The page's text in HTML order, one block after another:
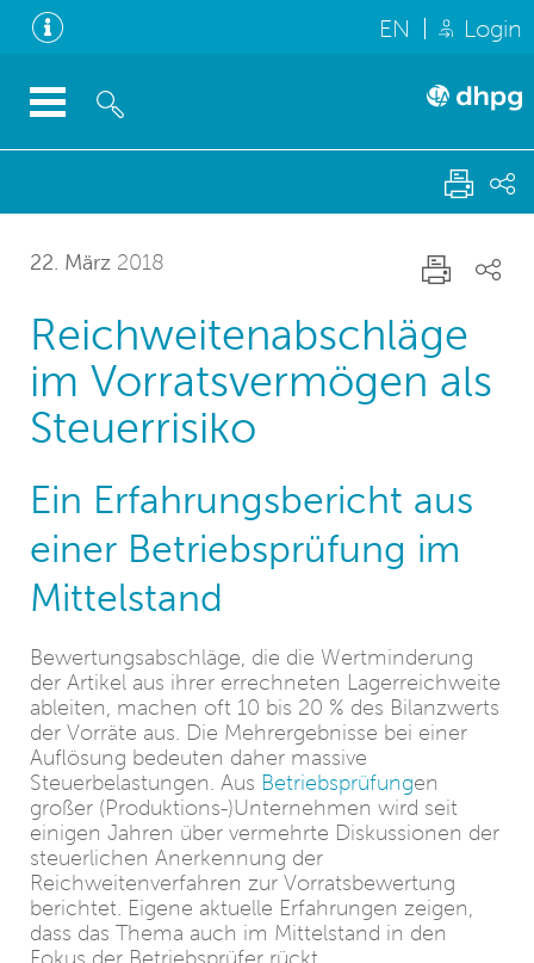
EN Login
22. März 2018
Reichweitenabschläge
im Vorratsvermögen als
Steuerrisiko
Ein Erfahrungsbericht aus
einer Betriebsprüfung im
Mittelstand
Bewertungsabschläge, die die Wertminderung
der Artikel aus ihrer errechneten Lagerreichweite
ableiten, machen oft 10 bis 20 % des Bilanzwerts
der Vorräte aus. Die Mehrergebnisse bei einer
Auflösung bedeuten daher massive
Steuerbelastungen. Aus Betriebsprüfungen
großer (Produktions-)Unternehmen wird seit
einigen Jahren über vermehrte Diskussionen der
steuerlichen Anerkennung der
Reichweitenverfahren zur Vorratsbewertung
berichtet. Eigene aktuelle Erfahrungen zeigen,
dass das Thema auch im Mittelstand in den
Fokus der Betriebsprüfer rückt.